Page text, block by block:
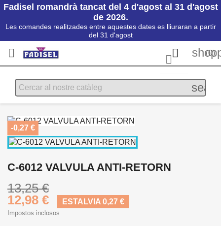
Fadisel romandrà tancat del 4 d'agost al 31 d'agost
de 2026.
Les comandes realitzades entre aquestes dates es lliuraran a partir
del 31 d'agost

 (0)

-0,27 €
C-6012 VALVULA ANTI-RETORN
13,25 €
12,98 €
ESTALVIA 0,27 €
Impostos inclosos